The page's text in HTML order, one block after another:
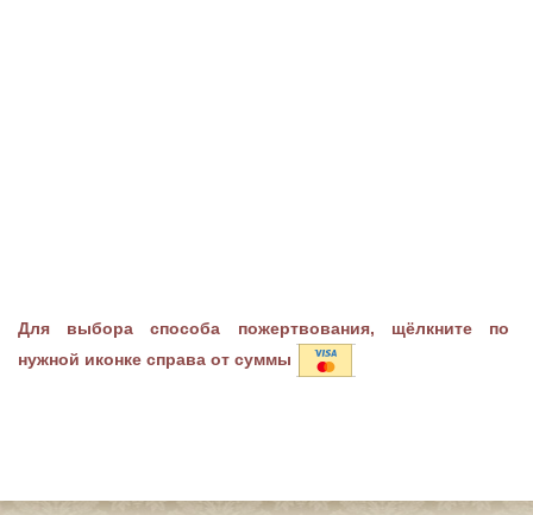
Для выбора способа пожертвования, щёлкните по
нужной иконке справа от суммы